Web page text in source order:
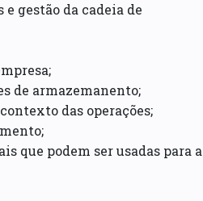
gestão da cadeia de
de armazemanento;
das operações;
que podem ser usadas para a